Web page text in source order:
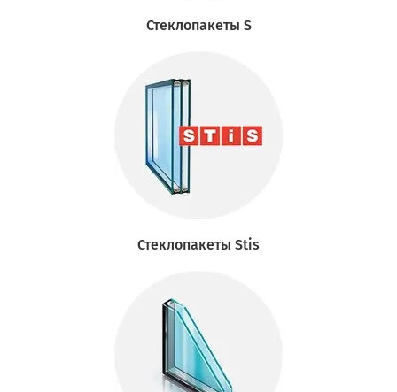
Стеклопакеты S
Стеклопакеты Stis